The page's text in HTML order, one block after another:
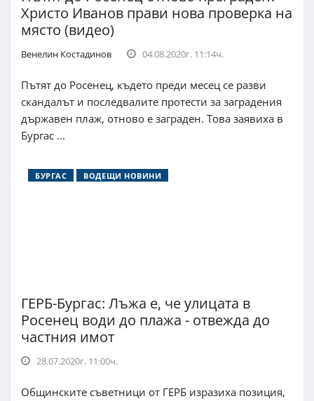
Христо Иванов прави нова проверка на
място (видео)
Венелин Костадинов 04.08.2020г. 11:14ч.
Пътят до Росенец, където преди месец се разви
скандалът и последвалите протести за заградения
държавен плаж, отново е заграден. Това заявиха в
Бургас ...
БУРГАС ВОДЕЩИ НОВИНИ
ГЕРБ-Бургас: Лъжа е, че улицата в
Росенец води до плажа - отвежда до
частния имот
28.07.2020г. 11:00ч.
Общинските съветници от ГЕРБ изразиха позиция,